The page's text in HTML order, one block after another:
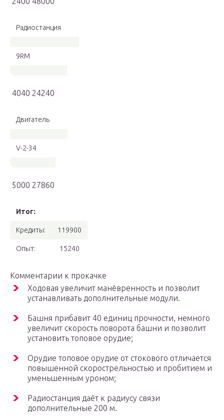
Радиостанция
9RM
4040 24240
Двигатель
V-2-34
5000 27860
Итог:
Кредиты: 119900
Опыт: 15240
Комментарии к прокачке
Ходовая увеличит манёвренность и позволит
устанавливать дополнительные модули.
Башня прибавит 40 единиц прочности, немного
увеличит скорость поворота башни и позволит
установить топовое орудие;
Орудие топовое орудие от стокового отличается
повышенной скорострельностью и пробитием и
уменьшенным уроном;
Радиостанция даёт к радиусу связи
дополнительные 200 м.